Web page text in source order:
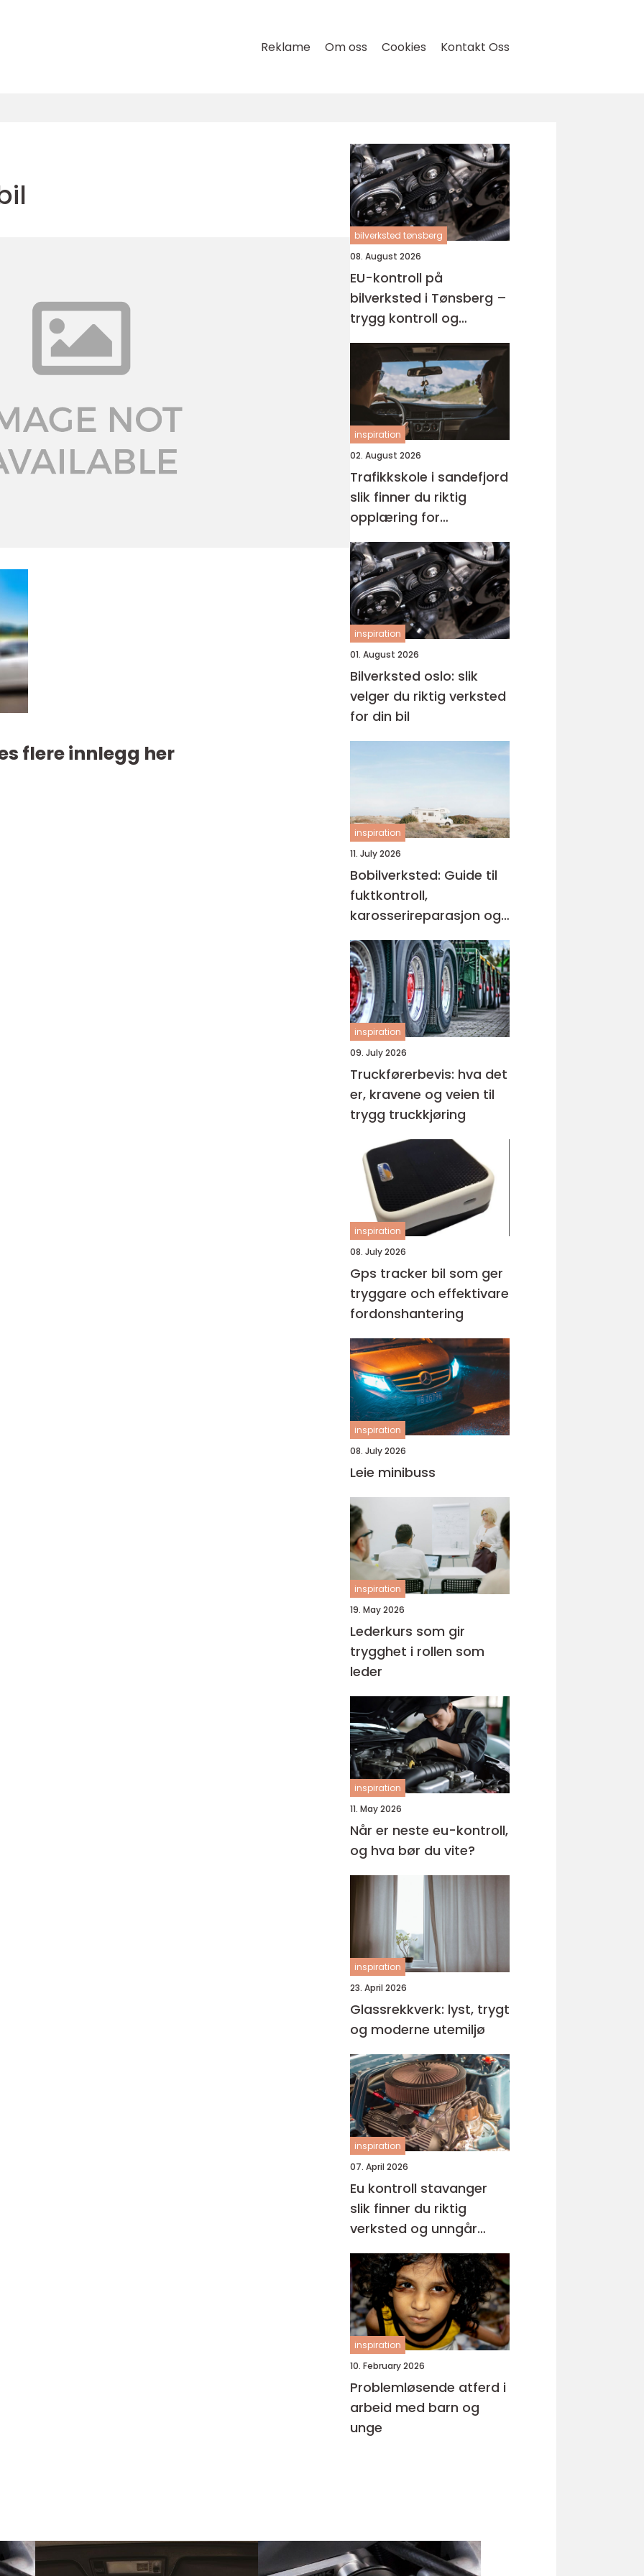
Reklame Om oss Cookies Kontakt Oss
flere innlegg her
bilverksted tønsberg
08. August 2026
EU-kontroll på
bilverksted i Tønsberg –
trygg kontroll og
profesjonell oppfølging
av bilen
inspiration
02. August 2026
Trafikkskole i sandefjord
slik finner du riktig
opplæring for
førerkortet
inspiration
01. August 2026
Bilverksted oslo: slik
velger du riktig verksted
for din bil
inspiration
11. July 2026
Bobilverksted: Guide til
fuktkontroll,
karosserireparasjon og
teknisk vedlikehold
inspiration
09. July 2026
Truckførerbevis: hva det
er, kravene og veien til
trygg truckkjøring
inspiration
08. July 2026
Gps tracker bil som ger
tryggare och effektivare
fordonshantering
inspiration
08. July 2026
Leie minibuss
inspiration
19. May 2026
Lederkurs som gir
trygghet i rollen som
leder
inspiration
11. May 2026
Når er neste eu-kontroll,
og hva bør du vite?
inspiration
23. April 2026
Glassrekkverk: lyst, trygt
og moderne utemiljø
inspiration
07. April 2026
Eu kontroll stavanger
slik finner du riktig
verksted og unngår
overraskelser
inspiration
10. February 2026
Problemløsende atferd i
arbeid med barn og
unge